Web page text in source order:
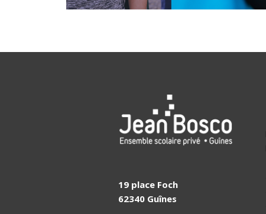
19 place Foch
62340 Guînes